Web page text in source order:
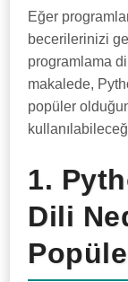
Eğer
becerilerinizi
programlama
makalede,
popüler
1.
Dili